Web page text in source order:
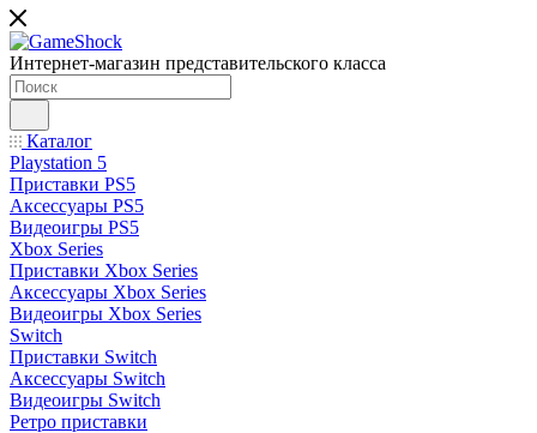
Интернет-магазин представительского класса
Каталог
Playstation 5
Приставки PS5
Аксессуары PS5
Видеоигры PS5
Xbox Series
Приставки Xbox Series
Аксессуары Xbox Series
Видеоигры Xbox Series
Switch
Приставки Switch
Аксессуары Switch
Видеоигры Switch
Ретро приставки